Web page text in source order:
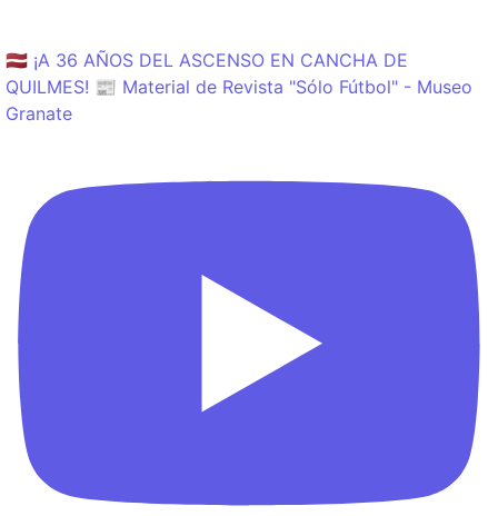
🇱🇻 ¡A 36 AÑOS DEL ASCENSO EN CANCHA DE
QUILMES! 📰 Material de Revista "Sólo Fútbol" - Museo
Granate